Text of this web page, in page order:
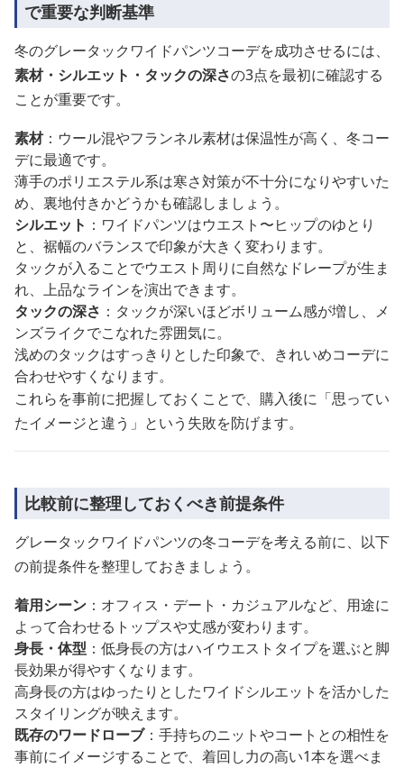
で重要な判断基準
冬のグレータックワイドパンツコーデを成功させるには、
素材・シルエット・タックの深さの3点を最初に確認する
ことが重要です。
素材：ウール混やフランネル素材は保温性が高く、冬コー
デに最適です。
薄手のポリエステル系は寒さ対策が不十分になりやすいた
め、裏地付きかどうかも確認しましょう。
シルエット ：ワイドパンツはウエスト〜ヒップのゆとり
と、裾幅のバランスで印象が大きく変わります。
タックが入ることでウエスト周りに自然なドレープが生ま
れ、上品なラインを演出できます。
タックの深さ ：タックが深いほどボリューム感が増し、メ
ンズライクでこなれた雰囲気に。
浅めのタックはすっきりとした印象で、きれいめコーデに
合わせやすくなります。
これらを事前に把握しておくことで、購入後に「思ってい
たイメージと違う」という失敗を防げます。
比較前に整理しておくべき前提条件
グレータックワイドパンツの冬コーデを考える前に、以下
の前提条件を整理しておきましょう。
着用シーン ：オフィス・デート・カジュアルなど、用途に
よって合わせるトップスや丈感が変わります。
身長・体型 ：低身長の方はハイウエストタイプを選ぶと脚
長効果が得やすくなります。
高身長の方はゆったりとしたワイドシルエットを活かした
スタイリングが映えます。
既存のワードローブ：手持ちのニットやコートとの相性を
事前にイメージすることで、着回し力の高い1本を選べま